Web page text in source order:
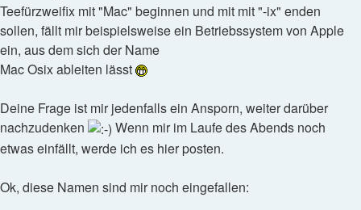
Teefürzweifix mit "Mac" beginnen und mit mit "-ix" enden
sollen, fällt mir beispielsweise ein Betriebssystem von Apple
ein, aus dem sich der Name
Mac Osix ableiten lässt
Deine Frage ist mir jedenfalls ein Ansporn, weiter darüber
nachzudenken
Wenn mir im Laufe des Abends noch
etwas einfällt, werde ich es hier posten.
Ok, diese Namen sind mir noch eingefallen: